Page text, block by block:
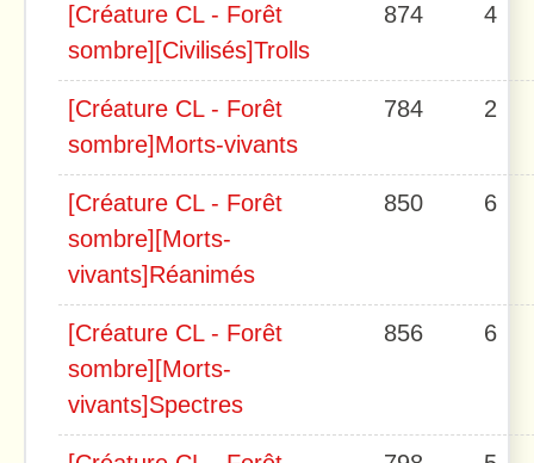
[Créature CL - Forêt
sombre][Civilisés]Trolls
874 4
[Créature CL - Forêt
sombre]Morts-vivants
784 2
[Créature CL - Forêt
sombre][Morts-
vivants]Réanimés
850 6
[Créature CL - Forêt
sombre][Morts-
vivants]Spectres
856 6